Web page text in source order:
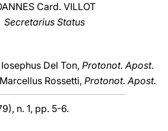
Card. VILLOT
Secretarius Status
Iosephus Del Ton, Protonot. Apost.
Marcellus Rossetti, Protonot. Apost.
n. 1, pp. 5-6.